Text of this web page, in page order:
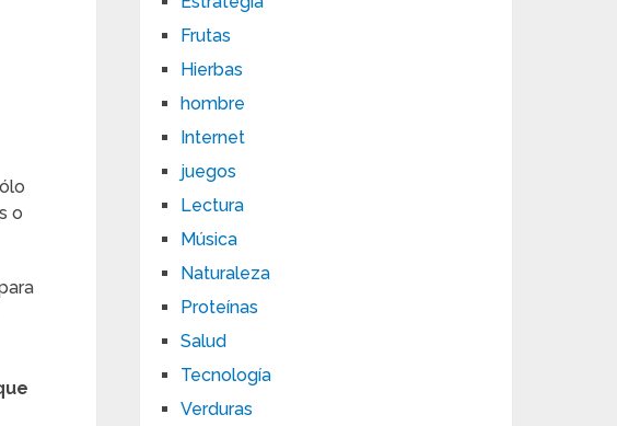
o
Frutas
Hierbas
hombre
Internet
juegos
Lectura
Música
Naturaleza
Proteínas
Salud
Tecnología
Verduras